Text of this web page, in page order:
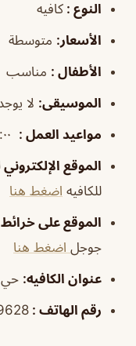
النوع : كافيه
الأسعار: متوسطة
الأطفال : مناسب
الموسيقى: لا
مواعيد العمل :
الموقع الإلكتروني
للكافيه اضغط هنا
الموقع على
جوجل اضغط هنا
عنوان الكافيه: حي
رقم الهاتف :